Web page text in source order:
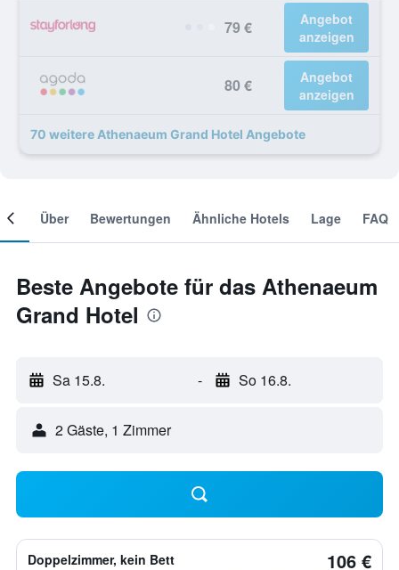
79 €
Angebot
anzeigen
80 €
Angebot
anzeigen
70 weitere Athenaeum Grand Hotel Angebote
Über Bewertungen Ähnliche Hotels Lage FAQ
Beste Angebote für das Athenaeum
Grand Hotel
Sa 15.8. - So 16.8.
2 Gäste, 1 Zimmer
Doppelzimmer, kein Bett
106 €